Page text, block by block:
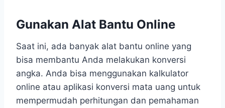
Gunakan Alat Bantu Online
Saat ini, ada banyak alat bantu online yang
bisa membantu Anda melakukan konversi
angka. Anda bisa menggunakan kalkulator
online atau aplikasi konversi mata uang untuk
mempermudah perhitungan dan pemahaman